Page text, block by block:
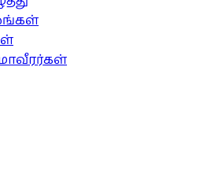
மாவீரர்கள்